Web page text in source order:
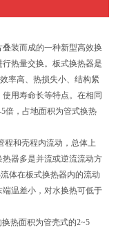
装而成的一种新型高效换
热量交换。板式换热器是
率高、热损失小、结构紧
用寿命长等特点。在相同
倍，占地面积为管式换热
程和壳程内流动，总体上
器多是并流或逆流流动方
体在板式换热器内的流动
温差小，对水换热可低于
热面积为管壳式的2~5